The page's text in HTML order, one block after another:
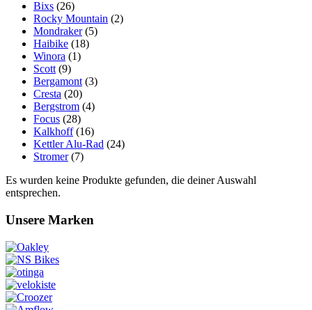
Bixs (26)
Rocky Mountain (2)
Mondraker (5)
Haibike (18)
Winora (1)
Scott (9)
Bergamont (3)
Cresta (20)
Bergstrom (4)
Focus (28)
Kalkhoff (16)
Kettler Alu-Rad (24)
Stromer (7)
Es wurden keine Produkte gefunden, die deiner Auswahl
entsprechen.
Unsere Marken